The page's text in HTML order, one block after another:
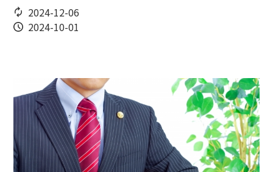
2024-12-06
2024-10-01